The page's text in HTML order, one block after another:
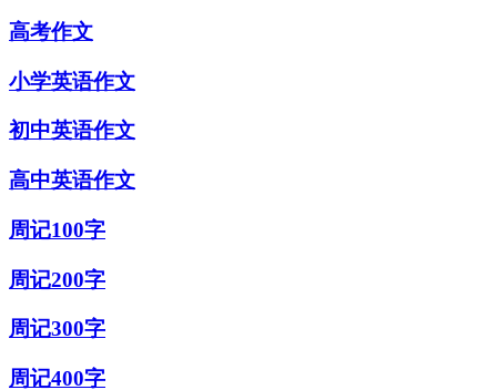
高考作文
小学英语作文
初中英语作文
高中英语作文
周记100字
周记200字
周记300字
周记400字